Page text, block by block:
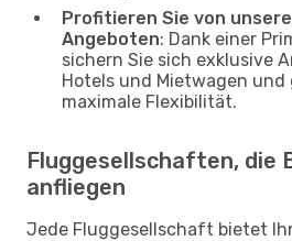
Profitieren Sie von
Angeboten: Dank einer
sichern Sie sich exklusive
Hotels und Mietwagen und
maximale Flexibilität.
Fluggesellschaften, die
anfliegen
Jede Fluggesellschaft bietet